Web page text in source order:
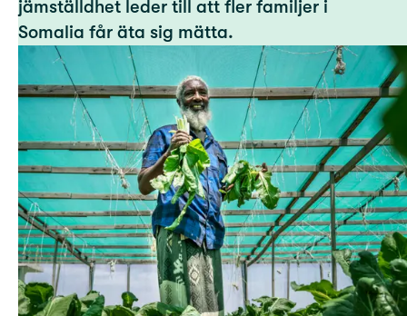
jämställdhet leder till att fler familjer i
Somalia får äta sig mätta.